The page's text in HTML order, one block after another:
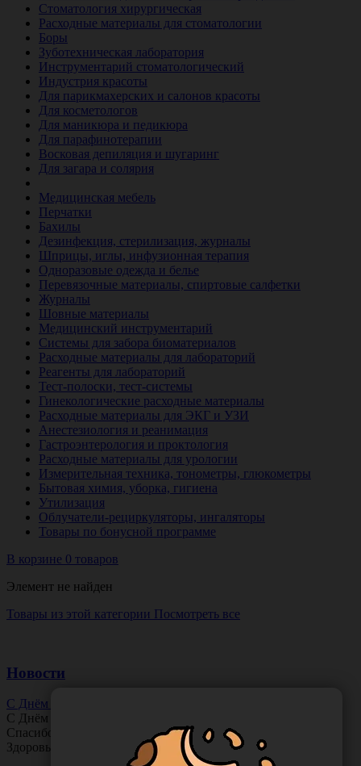
Стоматология хирургическая
Расходные материалы для стоматологии
Боры
Зуботехническая лаборатория
Инструментарий стоматологический
Индустрия красоты
Для парикмахерских и салонов красоты
Для косметологов
Для маникюра и педикюра
Для парафинотерапии
Восковая депиляция и шугаринг
Для загара и солярия
Медицинская мебель
Перчатки
Бахилы
Дезинфекция, стерилизация, журналы
Шприцы, иглы, инфузионная терапия
Одноразовые одежда и белье
Перевязочные материалы, спиртовые салфетки
Журналы
Шовные материалы
Медицинский инструментарий
Системы для забора биоматериалов
Расходные материалы для лабораторий
Реагенты для лабораторий
Тест-полоски, тест-системы
Гинекологические расходные материалы
Расходные материалы для ЭКГ и УЗИ
Анестезиология и реанимация
Гастроэнтерология и проктология
Расходные материалы для урологии
Измерительная техника, тонометры, глюкометры
Бытовая химия, уборка, гигиена
Утилизация
Облучатели-рециркуляторы, ингаляторы
Товары по бонусной программе
В корзине 0 товаров
Элемент не найден
Товары из этой категории Посмотреть все
Новости
С Днём Офтальмолога!
С Днём
Спасибо за ясное зрение и заботу о пациентах.
Здоровья вам и новых профессиональных побед!